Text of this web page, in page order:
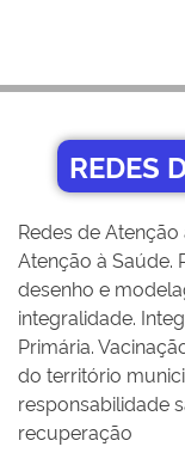
REDES
Redes de
Atenção à Saúde.
desenho e
integralidade.
Primária.
do território
responsabilidade
recuperação